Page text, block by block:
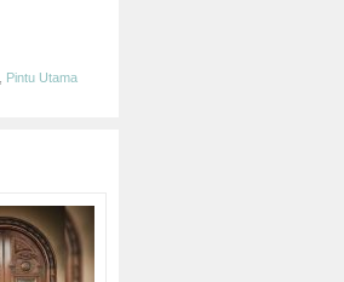
Pintu Utama